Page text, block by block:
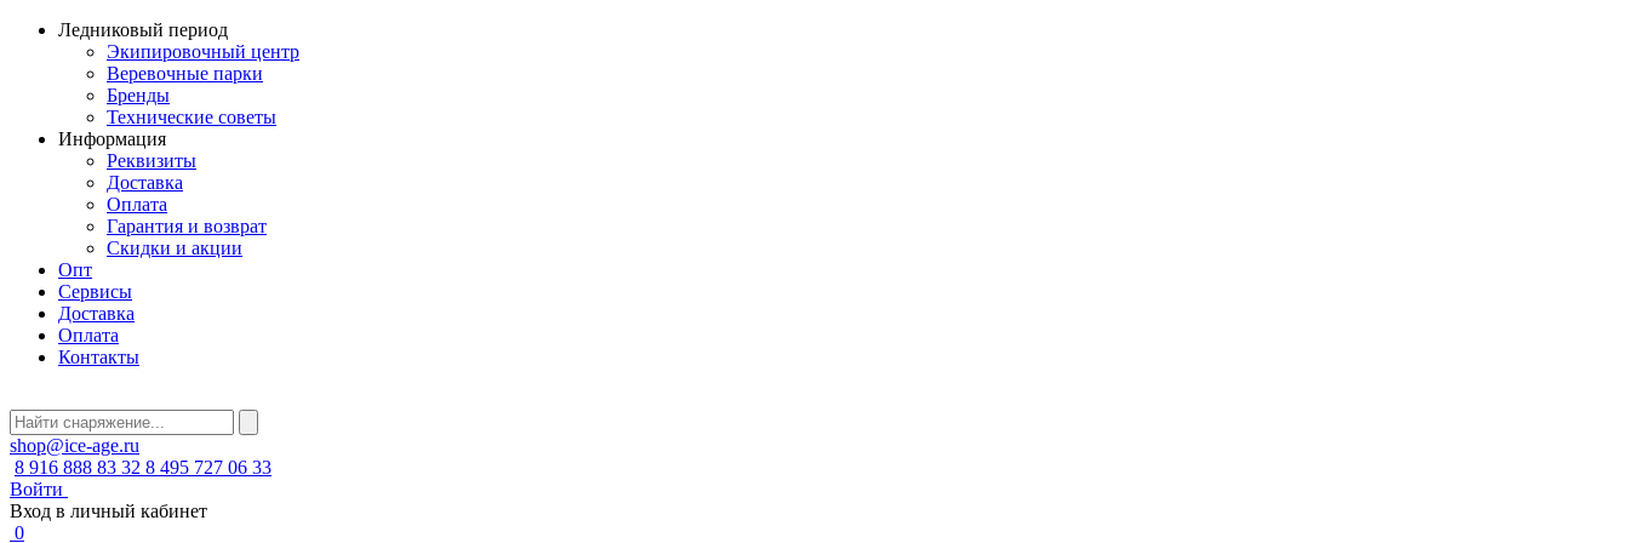
Ледниковый период
Экипировочный центр
Веревочные парки
Бренды
Технические советы
Информация
Реквизиты
Доставка
Оплата
Гарантия и возврат
Скидки и акции
Опт
Сервисы
Доставка
Оплата
Контакты
shop@ice-age.ru
8 916 888 83 32 8 495 727 06 33
Войти
Вход в личный кабинет
0